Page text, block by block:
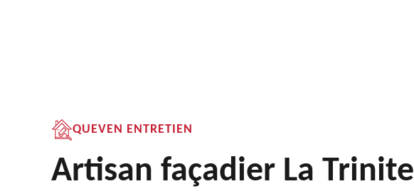
QUEVEN ENTRETIEN
Artisan façadier La Trinite